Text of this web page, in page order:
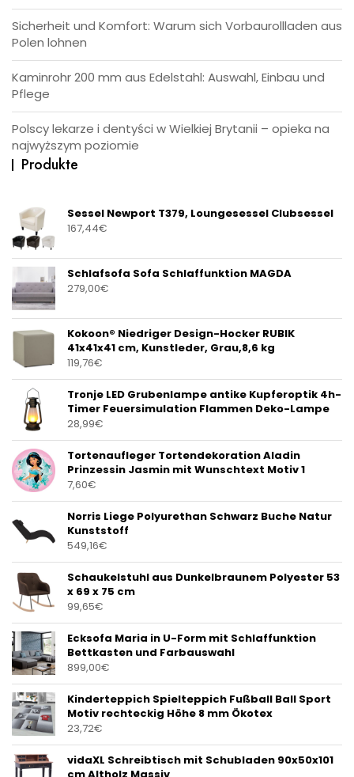
Sicherheit und Komfort: Warum sich Vorbaurollladen aus
Polen lohnen
Kaminrohr 200 mm aus Edelstahl: Auswahl, Einbau und
Pflege
Polscy lekarze i dentyści w Wielkiej Brytanii – opieka na
najwyższym poziomie
Produkte
Sessel Newport T379, Loungesessel Clubsessel
167,44€
Schlafsofa Sofa Schlaffunktion MAGDA
279,00€
Kokoon® Niedriger Design-Hocker RUBIK
41x41x41 cm, Kunstleder, Grau,8,6 kg
119,76€
Tronje LED Grubenlampe antike Kupferoptik 4h-
Timer Feuersimulation Flammen Deko-Lampe
28,99€
Tortenaufleger Tortendekoration Aladin
Prinzessin Jasmin mit Wunschtext Motiv 1
7,60€
Norris Liege Polyurethan Schwarz Buche Natur
Kunststoff
549,16€
Schaukelstuhl aus Dunkelbraunem Polyester 53
x 69 x 75 cm
99,65€
Ecksofa Maria in U-Form mit Schlaffunktion
Bettkasten und Farbauswahl
899,00€
Kinderteppich Spielteppich Fußball Ball Sport
Motiv rechteckig Höhe 8 mm Ökotex
23,72€
vidaXL Schreibtisch mit Schubladen 90x50x101